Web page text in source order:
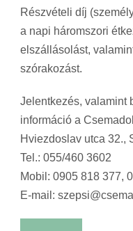
Részvételi díj
a napi háromszori
elszállásolást,
szórakozást.
Jelentkezés, valamint
információ a
Hviezdoslav utca 32.,
Tel.: 055/460 3602
Mobil: 0905 818 377,
E-mail: